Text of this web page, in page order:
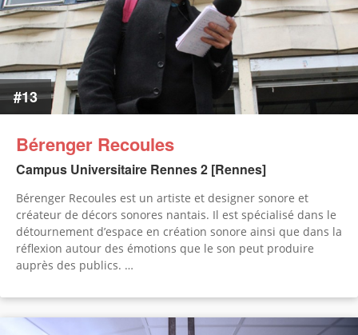
#13
Bérenger Recoules
Campus Universitaire Rennes 2 [Rennes]
Bérenger Recoules est un artiste et designer sonore et
créateur de décors sonores nantais. Il est spécialisé dans le
détournement d’espace en création sonore ainsi que dans la
réflexion autour des émotions que le son peut produire
auprès des publics. …